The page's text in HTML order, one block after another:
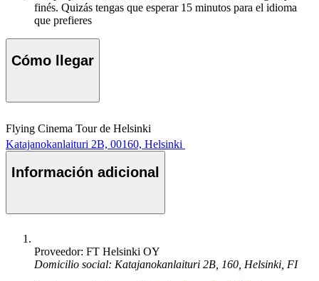
finés. Quizás tengas que esperar 15 minutos para el idioma
que prefieres
Cómo llegar
Flying Cinema Tour de Helsinki
Katajanokanlaituri 2B, 00160, Helsinki
Información adicional
Proveedor: FT Helsinki OY
Domicilio social: Katajanokanlaituri 2B, 160, Helsinki, FI